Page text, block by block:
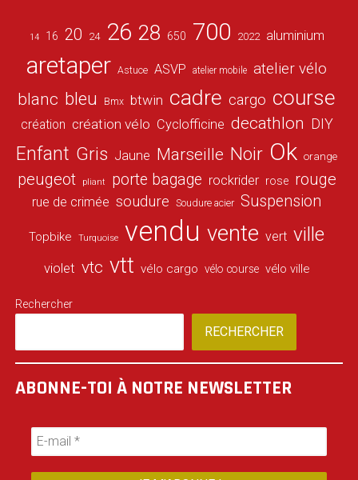
14 16 20 24 26 28 650 700 2022 aluminium
aretaper Astuce ASVP atelier mobile atelier vélo
blanc bleu Bmx btwin cadre cargo course
création création vélo Cyclofficine decathlon DIY
Enfant Gris Jaune Marseille Noir Ok orange
peugeot pliant porte bagage rockrider rose rouge
rue de crimée soudure Soudure acier Suspension
Topbike Turquoise vendu vente vert ville
violet vtc vtt vélo cargo vélo course vélo ville
Rechercher
RECHERCHER
ABONNE-TOI À NOTRE NEWSLETTER